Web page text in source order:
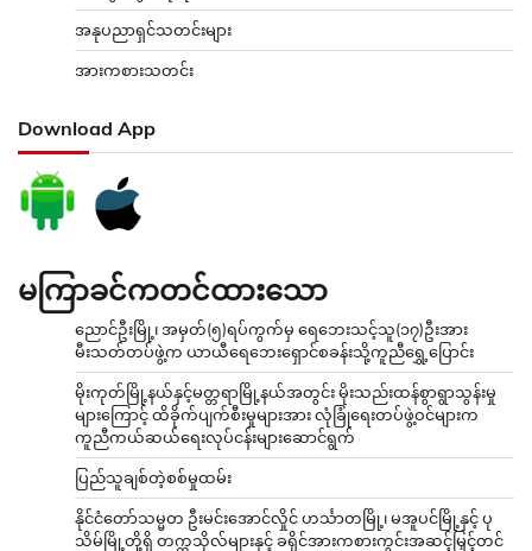
အနုပညာရှင်သတင်းများ
အားကစားသတင်း
Download App
မကြာခင်ကတင်ထားသော
ညောင်ဦးမြို့၊ အမှတ်(၅)ရပ်ကွက်မှ ရေဘေးသင့်သူ(၁၇)ဦးအား
မီးသတ်တပ်ဖွဲ့က ယာယီရေဘေးရှောင်စခန်းသို့ကူညီရွှေ့ပြောင်း
မိုးကုတ်မြို့နယ်နှင့်မတ္တရာမြို့နယ်အတွင်း မိုးသည်းထန်စွာရွာသွန်းမှု
များကြောင့် ထိခိုက်ပျက်စီးမှုများအား လုံခြုံရေးတပ်ဖွဲ့ဝင်များက
ကူညီကယ်ဆယ်ရေးလုပ်ငန်းများဆောင်ရွက်
ပြည်သူချစ်တဲ့စစ်မှုထမ်း
နိုင်ငံတော်သမ္မတ ဦးမင်းအောင်လှိုင် ဟင်္သာတမြို့၊ မအူပင်မြို့နှင့် ပု
သိမ်မြို့တို့ရှိ တက္ကသိုလ်များနှင့် ခရိုင်အားကစားကွင်းအဆင့်မြှင့်တင်